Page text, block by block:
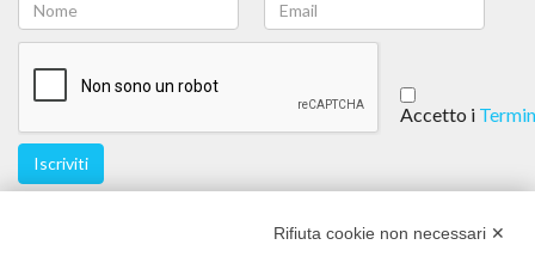
Accetto i
Iscriviti
Rifiuta cookie non necessari ✕